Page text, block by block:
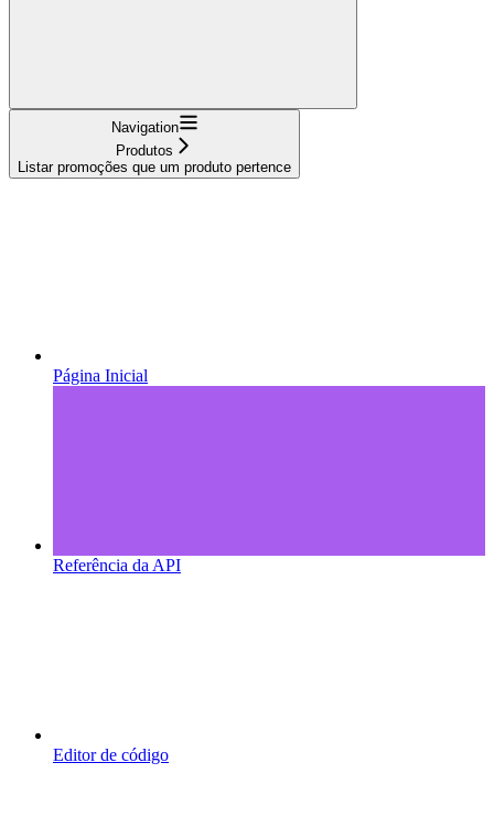
Navigation
Produtos
Listar promoções que um produto pertence
Página Inicial
Referência da API
Editor de código